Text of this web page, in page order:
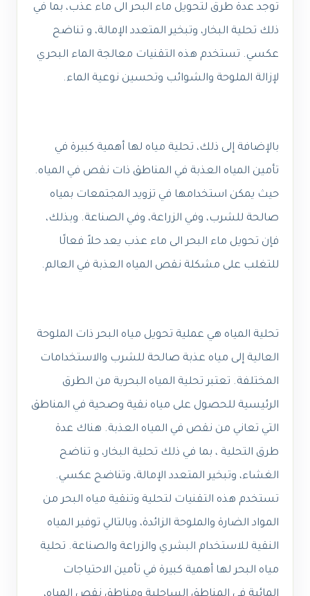
توجد عدة طرق لتحويل ماء البحر الى ماء عذب، بما في
ذلك تحلية البخار، وتبخير المتعدد الإمالة، و تناضح
عكسي. تستخدم هذه التقنيات معالجة الماء البحري
لإزالة الملوحة والشوائب وتحسين نوعية الماء.
بالإضافة إلى ذلك، تحلية مياه لها أهمية كبيرة في
تأمين المياه العذبة في المناطق ذات نقص في المياه.
حيث يمكن استخدامها في تزويد المجتمعات بمياه
صالحة للشرب، وفي الزراعة، وفي الصناعة. وبذلك،
فإن تحويل ماء البحر الى ماء عذب يعد حلاً فعالًا
للتغلب على مشكلة نقص المياه العذبة في العالم.
تحلية المياه هي عملية تحويل مياه البحر ذات الملوحة
العالية إلى مياه عذبة صالحة للشرب والاستخدامات
المختلفة. تعتبر تحلية المياه البحرية من الطرق
الرئيسية للحصول على مياه نقية وصحية في المناطق
التي تعاني من نقص في المياه العذبة. هناك عدة
طرق التحلية ، بما في ذلك تحلية البخار، و تناضح
الغشاء، وتبخير المتعدد الإمالة، وتناضح عكسي.
تستخدم هذه التقنيات لتحلية وتنقية مياه البحر من
المواد الضارة والملوحة الزائدة، وبالتالي توفير المياه
النقية للاستخدام البشري والزراعة والصناعة. تحلية
مياه البحر لها أهمية كبيرة في تأمين الاحتياجات